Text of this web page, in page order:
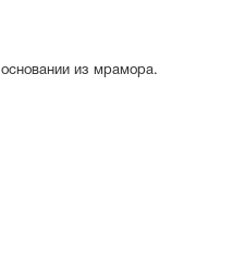
из мрамора.